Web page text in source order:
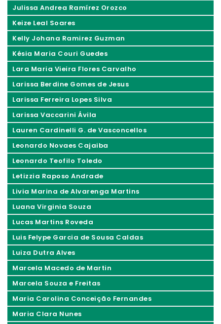
Julissa Andrea Ramírez Orozco
Keize Leal Soares
Kelly Johana Ramirez Guzman
Késia Maria Couri Guedes
Lara Maria Vieira Flores Carvalho
Larissa Berdine Gomes de Jesus
Larissa Ferreira Lopes Silva
Larissa Vaccarini Ávila
Lauren Cardinelli G. de Vasconcellos
Leonardo Novaes Cajaiba
Leonardo Teofilo Toledo
Letizzia Raposo Andrade
Livia Marina de Alvarenga Martins
Luana Virginia Souza
Lucas Martins Roveda
Luis Felype Garcia de Sousa Caldas
Luiza Dutra Alves
Marcela Macedo de Martin
Marcela Souza e Freitas
Maria Carolina Conceição Fernandes
Maria Clara Nunes